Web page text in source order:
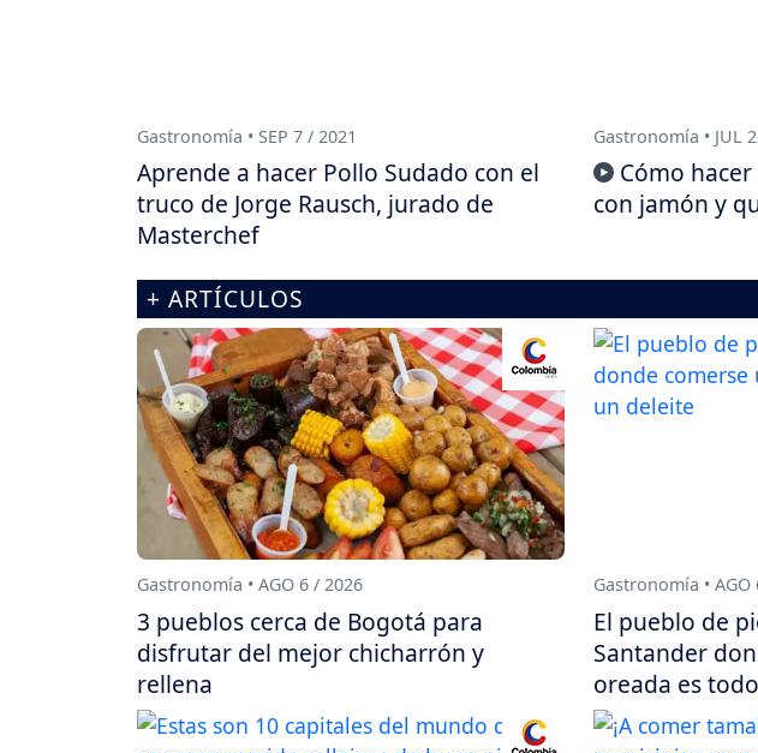
Gastronomía • SEP 7 / 2021
Aprende a hacer Pollo Sudado con el
truco de Jorge Rausch, jurado de
Masterchef
Gastronomía • JUL
Cómo
con jamón y
+ ARTÍCULOS
Gastronomía • AGO 6 / 2026
3 pueblos cerca de Bogotá para
disfrutar del mejor chicharrón y
rellena
Gastronomía • AGO
El pueblo de
Santander
oreada es